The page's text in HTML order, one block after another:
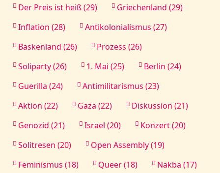
Der Preis ist heiß (29)
Griechenland (29)
Inflation (28)
Antikolonialismus (27)
Baskenland (26)
Prozess (26)
Soliparty (26)
1. Mai (25)
Berlin (24)
Guerilla (24)
Antimilitarismus (23)
Aktion (22)
Gaza (22)
Diskussion (21)
Genozid (21)
Israel (20)
Konzert (20)
Solitresen (20)
Open Assembly (19)
Feminismus (18)
Queer (18)
Nakba (17)